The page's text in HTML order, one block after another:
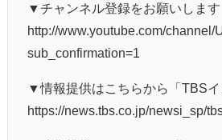
▼チャンネル登録をお願いします
http://www.youtube.com/
sub_confirmation=1
▼情報提供はこちらから「TBSイ
https://news.tbs.co.jp/newsi_sp/